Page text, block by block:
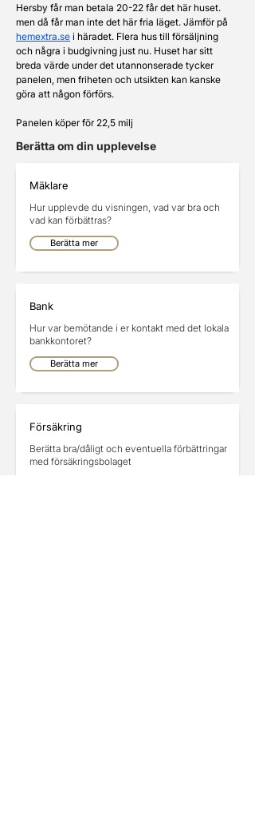
Hersby får man betala 20-22 får det här huset.
men då får man inte det här fria läget. Jämför på
hemextra.se i häradet. Flera hus till försäljning
och några i budgivning just nu. Huset har sitt
breda värde under det utannonserade tycker
panelen, men friheten och utsikten kan kanske
göra att någon förförs.
Panelen köper för 22,5 milj
Berätta om din upplevelse
Mäklare
Hur upplevde du visningen, vad var bra och
vad kan förbättras?
Berätta mer
Bank
Hur var bemötande i er kontakt med det lokala
bankkontoret?
Berätta mer
Försäkring
Berätta bra/dåligt och eventuella förbättringar
med försäkringsbolaget